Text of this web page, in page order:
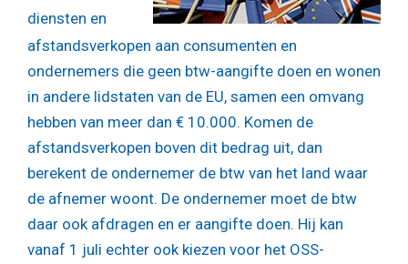
diensten en
afstandsverkopen aan consumenten en
ondernemers die geen btw-aangifte doen en wonen
in andere lidstaten van de EU, samen een omvang
hebben van meer dan € 10.000. Komen de
afstandsverkopen boven dit bedrag uit, dan
berekent de ondernemer de btw van het land waar
de afnemer woont. De ondernemer moet de btw
daar ook afdragen en er aangifte doen. Hij kan
vanaf 1 juli echter ook kiezen voor het OSS-